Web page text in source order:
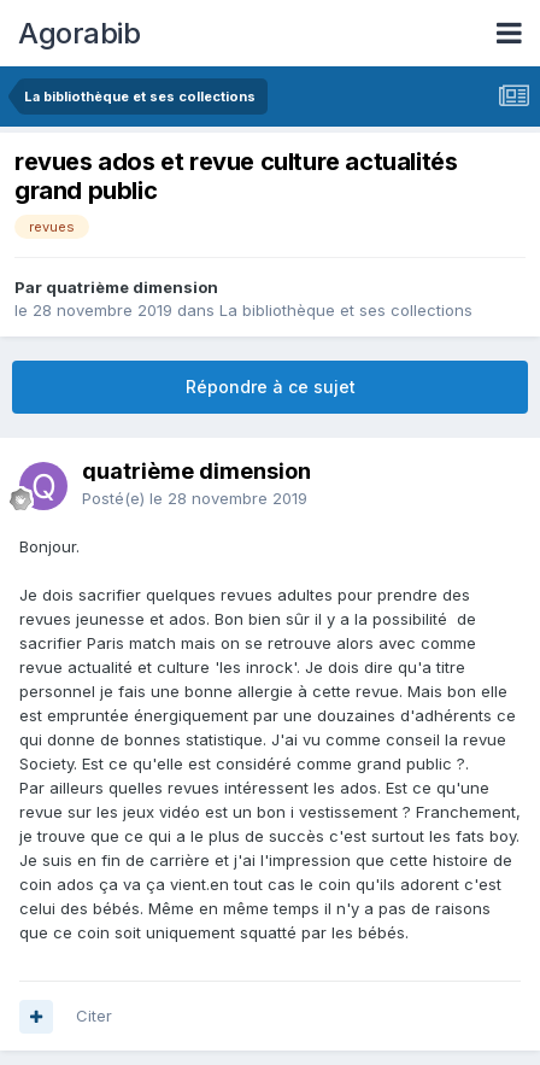
Agorabib
La bibliothèque et ses collections
revues ados et revue culture actualités
grand public
revues
Par quatrième dimension
le 28 novembre 2019 dans La bibliothèque et ses collections
Répondre à ce sujet
quatrième dimension
Posté(e) le 28 novembre 2019
Bonjour.
Je dois sacrifier quelques revues adultes pour prendre des
revues jeunesse et ados. Bon bien sûr il y a la possibilité de
sacrifier Paris match mais on se retrouve alors avec comme
revue actualité et culture 'les inrock'. Je dois dire qu'a titre
personnel je fais une bonne allergie à cette revue. Mais bon elle
est empruntée énergiquement par une douzaines d'adhérents ce
qui donne de bonnes statistique. J'ai vu comme conseil la revue
Society. Est ce qu'elle est considéré comme grand public ?.
Par ailleurs quelles revues intéressent les ados. Est ce qu'une
revue sur les jeux vidéo est un bon i vestissement ? Franchement,
je trouve que ce qui a le plus de succès c'est surtout les fats boy.
Je suis en fin de carrière et j'ai l'impression que cette histoire de
coin ados ça va ça vient.en tout cas le coin qu'ils adorent c'est
celui des bébés. Même en même temps il n'y a pas de raisons
que ce coin soit uniquement squatté par les bébés.
Citer